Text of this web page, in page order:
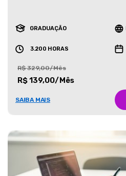
GRADUAÇÃO
3.200 HORAS
R$ 329,00/Mês
R$ 139,00/Mês
SAIBA MAIS